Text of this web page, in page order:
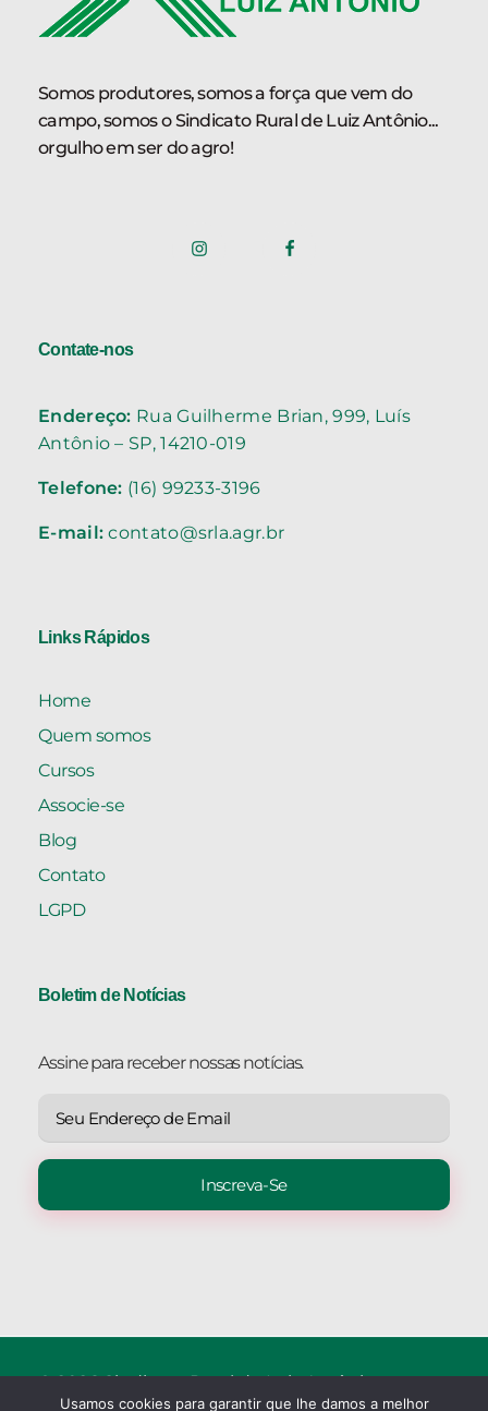
Somos produtores, somos a força que vem do
campo, somos o Sindicato Rural de Luiz Antônio...
orgulho em ser do agro!
Contate-nos
Endereço: Rua Guilherme Brian, 999, Luís
Antônio – SP, 14210-019
Telefone: (16) 99233-3196
E-mail: contato@srla.agr.br
Links Rápidos
Home
Quem somos
Cursos
Associe-se
Blog
Contato
LGPD
Boletim de Notícias
Assine para receber nossas notícias.
© 2026 Sindicato Rural de Luiz Antônio.
Usamos cookies para garantir que lhe damos a melhor